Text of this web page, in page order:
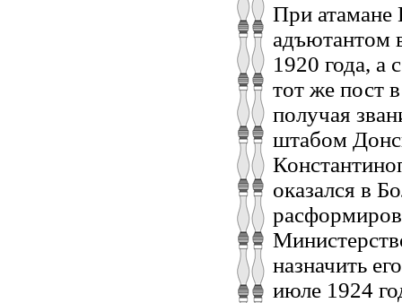
При
адъютантом
1920 года, а
тот же пост
получая
штабом
оказался в
назначить
июле 1924